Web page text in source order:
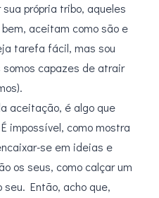
própria tribo, aqueles
aceitam como são e
tarefa fácil, mas sou
capazes de atrair
aceitação, é algo que
impossível, como mostra
se em ideias e
os seus, como calçar um
Então, acho que,